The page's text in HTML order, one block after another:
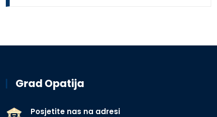
Grad Opatija
Posjetite nas na adresi